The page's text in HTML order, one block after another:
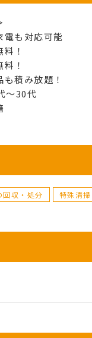
も対応可能
！
！
積み放題！
～30代
回収・処分 特殊清掃